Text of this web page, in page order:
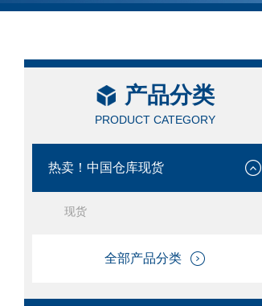
产品分类
PRODUCT CATEGORY
热卖！中国仓库现货
现货
全部产品分类